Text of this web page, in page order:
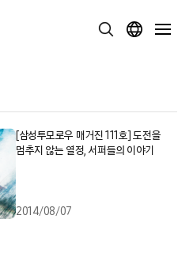
[삼성투모로우 매거진 111호] 도전을
멈추지 않는 열정, 서퍼들의 이야기
2014/08/07